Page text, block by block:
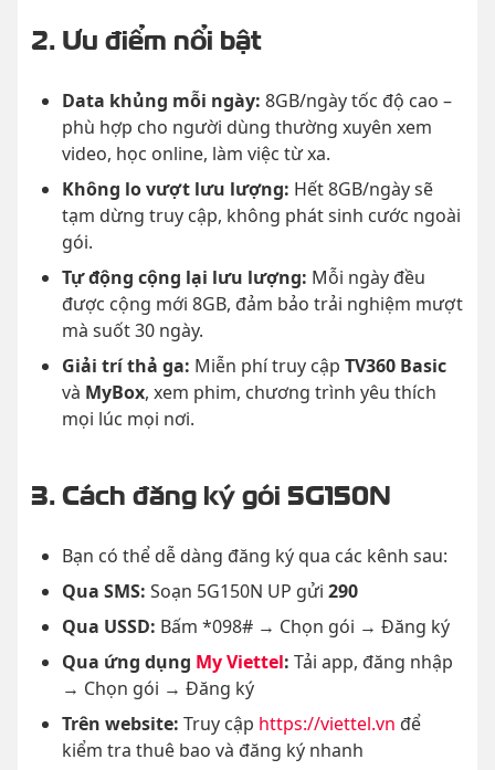
2. Ưu điểm nổi bật
Data khủng mỗi ngày: 8GB/ngày tốc độ cao –
phù hợp cho người dùng thường xuyên xem
video, học online, làm việc từ xa.
Không lo vượt lưu lượng: Hết 8GB/ngày sẽ
tạm dừng truy cập, không phát sinh cước ngoài
gói.
Tự động cộng lại lưu lượng: Mỗi ngày đều
được cộng mới 8GB, đảm bảo trải nghiệm mượt
mà suốt 30 ngày.
Giải trí thả ga: Miễn phí truy cập TV360 Basic
và MyBox, xem phim, chương trình yêu thích
mọi lúc mọi nơi.
3. Cách đăng ký gói 5G150N
Bạn có thể dễ dàng đăng ký qua các kênh sau:
Qua SMS: Soạn 5G150N UP gửi 290
Qua USSD: Bấm *098# → Chọn gói → Đăng ký
Qua ứng dụng My Viettel: Tải app, đăng nhập
→ Chọn gói → Đăng ký
Trên website: Truy cập https://viettel.vn để
kiểm tra thuê bao và đăng ký nhanh